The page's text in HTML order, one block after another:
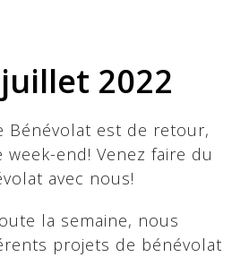
2022
Bénévolat est de retour,
end! Venez faire du
avec nous!
la semaine, nous
projets de bénévolat